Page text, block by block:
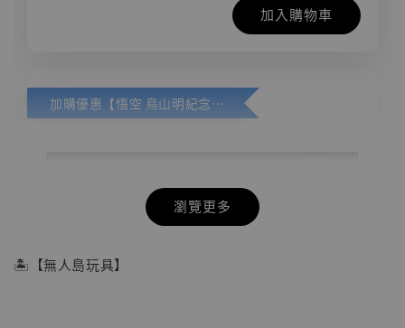
加入購物車
加購優惠【悟空 鳥山明紀念款 [奇蹟工作室]】
瀏覽更多
🏝【無人島玩具】